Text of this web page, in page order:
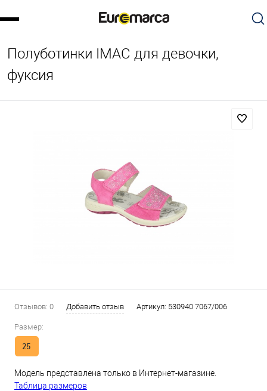
Полуботинки IMAC для девочки,
фуксия
Отзывов: 0 Добавить отзыв Артикул: 530940 7067/006
Размер:
25
Модель представлена только в Интернет-магазине.
Таблица размеров